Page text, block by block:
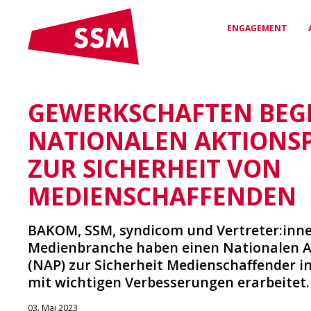
ENGAGEMENT
VEREINBARUNGEN
& VERTRÄGE
Arbeitsverträge für
Sicherheit & Fairness
NETZWERK
Medienwelt
RECHTSSCHUTZ &
BERATUNG
Kompetente Unterstützung
bei arbeitsrechtlichen
Fragen
Exklusive Rabatte & Vorteile
für SSM-Mitglieder
DAS SSM
Wer wir sind und wofür wir
stehen
GEWERKSCHAFTEN
NATIONALEN
ZUR SICHERHEIT VON
MEDIENSCHAFFENDEN
BAKOM, SSM, syndicom und
Medienbranche haben einen Nationalen
(NAP) zur Sicherheit Medienschaffender
mit wichtigen Verbesserungen erarbeitet.
03. Mai 2023